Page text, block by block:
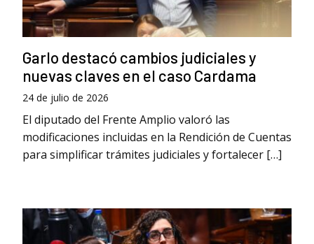
Garlo destacó cambios judiciales y
nuevas claves en el caso Cardama
24 de julio de 2026
El diputado del Frente Amplio valoró las
modificaciones incluidas en la Rendición de Cuentas
para simplificar trámites judiciales y fortalecer […]